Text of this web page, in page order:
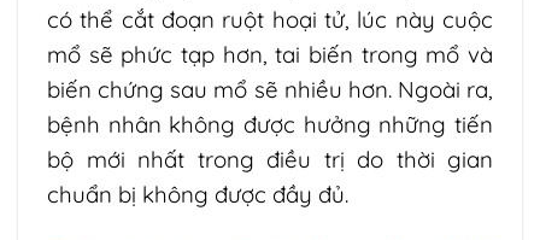
có thể cắt đoạn ruột hoại tử, lúc này cuộc
mổ sẽ phức tạp hơn, tai biến trong mổ và
biến chứng sau mổ sẽ nhiều hơn. Ngoài ra,
bệnh nhân không được hưởng những tiến
bộ mới nhất trong điều trị do thời gian
chuẩn bị không được đầy đủ.